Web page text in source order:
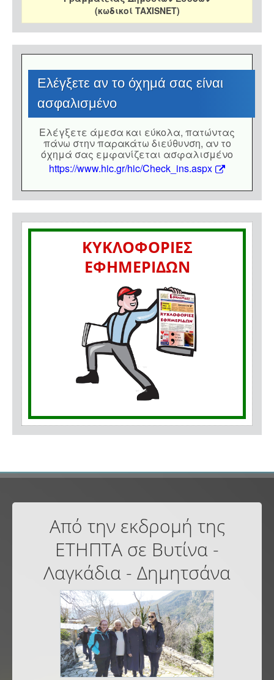
(κωδικοί TAXISNET)
Eλέγξετε αν το όχημά σας είναι
ασφαλισμένο
Eλέγξετε άμεσα και εύκολα, πατώντας
πάνω στην παρακάτω διεύθυνση, αν το
όχημά σας εμφανίζεται ασφαλισμένο
https://www.hic.gr/hic/Check_ins.aspx
ΚΥΚΛΟΦΟΡΙΕΣ
ΕΦΗΜΕΡΙΔΩΝ
Από την εκδρομή της
ΕΤΗΠΤΑ σε Βυτίνα -
Λαγκάδια - Δημητσάνα